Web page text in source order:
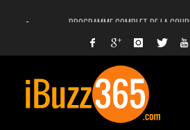
PROGRAMME COMPLET DE LA
FACEBOOK, INSTAGRAM ET WHATSAPP
UNE VIDÉO 4K MONTRE LA PLANÈTE
LANCEMENT DU PREMIER VOL
DÉCÈS DE L’EX-PRÉSIDENT ZINE EL